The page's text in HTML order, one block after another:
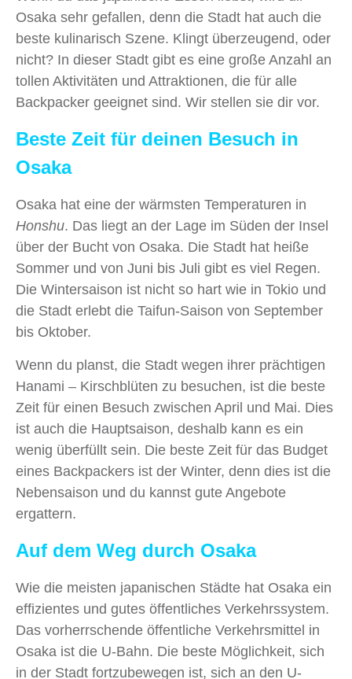
Osaka sehr gefallen, denn die Stadt hat auch die
beste kulinarisch Szene. Klingt überzeugend, oder
nicht? In dieser Stadt gibt es eine große Anzahl an
tollen Aktivitäten und Attraktionen, die für alle
Backpacker geeignet sind. Wir stellen sie dir vor.
Beste Zeit für deinen Besuch in
Osaka
Osaka hat eine der wärmsten Temperaturen in
Honshu. Das liegt an der Lage im Süden der Insel
über der Bucht von Osaka. Die Stadt hat heiße
Sommer und von Juni bis Juli gibt es viel Regen.
Die Wintersaison ist nicht so hart wie in Tokio und
die Stadt erlebt die Taifun-Saison von September
bis Oktober.
Wenn du planst, die Stadt wegen ihrer prächtigen
Hanami – Kirschblüten zu besuchen, ist die beste
Zeit für einen Besuch zwischen April und Mai. Dies
ist auch die Hauptsaison, deshalb kann es ein
wenig überfüllt sein. Die beste Zeit für das Budget
eines Backpackers ist der Winter, denn dies ist die
Nebensaison und du kannst gute Angebote
ergattern.
Auf dem Weg durch Osaka
Wie die meisten japanischen Städte hat Osaka ein
effizientes und gutes öffentliches Verkehrssystem.
Das vorherrschende öffentliche Verkehrsmittel in
Osaka ist die U-Bahn. Die beste Möglichkeit, sich
in der Stadt fortzubewegen ist, sich an den U-